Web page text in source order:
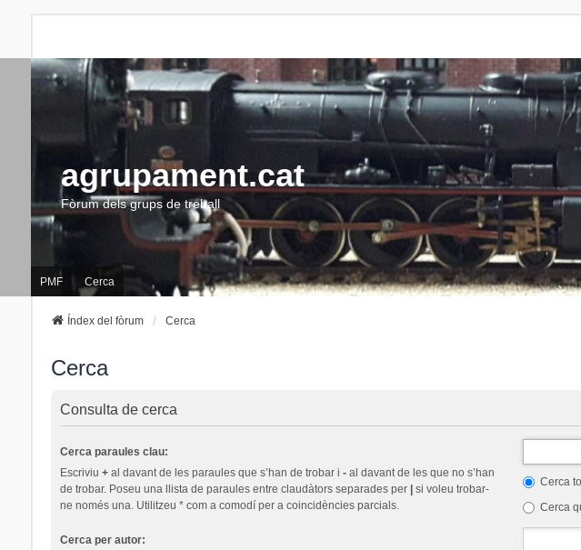
agrupament.cat
Fòrum dels grups de treball
PMF Cerca
Índex del fòrum Cerca
Cerca
Consulta de cerca
Cerca paraules clau:
Escriviu +al davant de les paraules que s’han de trobar i -al davant de les que no s’han
de trobar. Poseu una llista de paraules entre claudàtors separades per
si voleu trobar-
ne només una. Utilitzeu * com a comodí per a coincidències parcials.
Cerca
Cerca
Cerca per autor: